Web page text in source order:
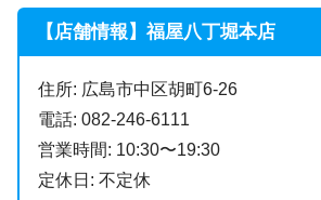
【店舗情報】福屋八丁堀本店
住所: 広島市中区胡町6-26
電話: 082-246-6111
営業時間: 10:30〜19:30
定休日: 不定休